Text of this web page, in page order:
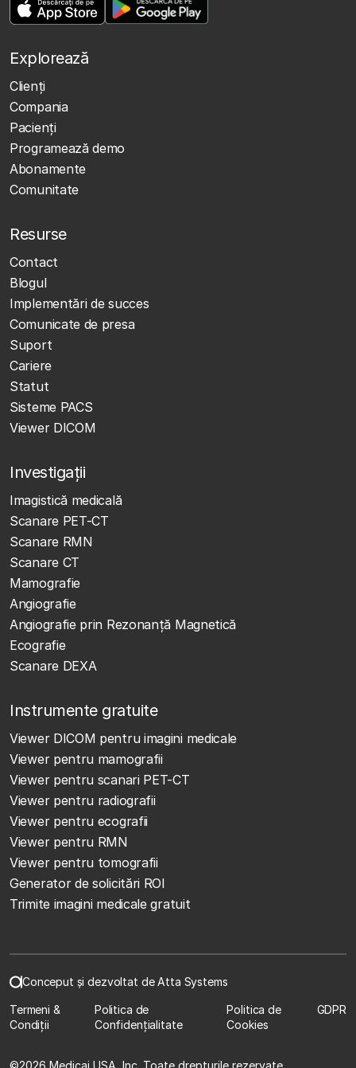
Explorează
Clienţi
Compania
Pacienți
Programează demo
Abonamente
Comunitate
Resurse
Contact
Blogul
Implementări de succes
Comunicate de presa
Suport
Cariere
Statut
Sisteme PACS
Viewer DICOM
Investigații
Imagistică medicală
Scanare PET-CT
Scanare RMN
Scanare CT
Mamografie
Angiografie
Angiografie prin Rezonanță Magnetică
Ecografie
Scanare DEXA
Instrumente gratuite
Viewer DICOM pentru imagini medicale
Viewer pentru mamografii
Viewer pentru scanari PET-CT
Viewer pentru radiografii
Viewer pentru ecografii
Viewer pentru RMN
Viewer pentru tomografii
Generator de solicitări ROI
Trimite imagini medicale gratuit
Conceput și dezvoltat de Atta Systems
Termeni &
Condiții
Politica de
Confidențialitate
Politica de
Cookies
GDPR